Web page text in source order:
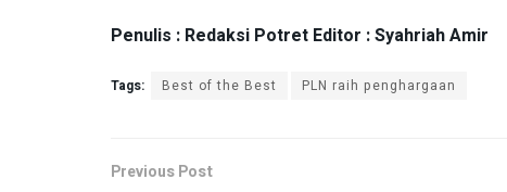
Penulis : Redaksi Potret Editor : Syahriah Amir
Tags: Best of the Best PLN raih penghargaan
Previous Post